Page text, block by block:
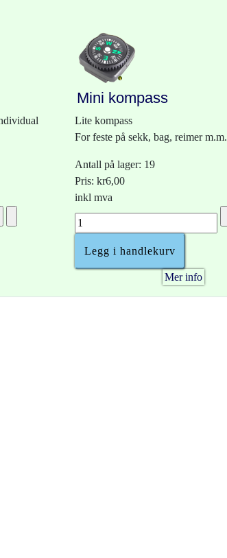
Mini kompass
Lite kompass
For feste på sekk, bag, reimer m.m.
Antall på lager: 19
Pris: kr6,00
inkl mva
Mer info